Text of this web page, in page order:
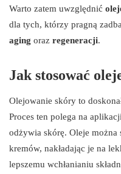
Warto zatem uwzględnić
dla tych, którzy pragną
aging oraz regeneracji.
Jak stosować
Olejowanie skóry to
Proces ten polega na
odżywia skórę. Oleje można
kremów, nakładając je na
lepszemu wchłanianiu